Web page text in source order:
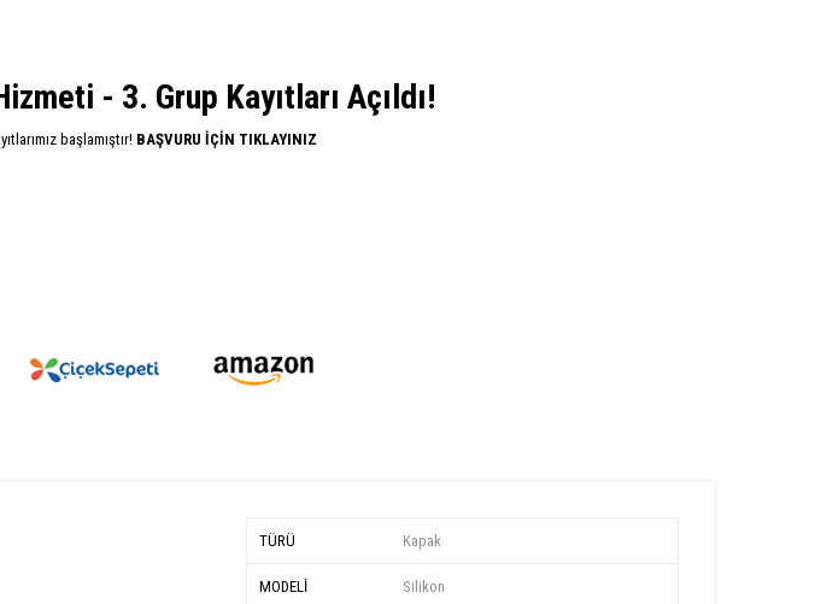
- 3. Grup Kayıtları Açıldı!
başlamıştır! BAŞVURU İÇİN TIKLAYINIZ
TÜRÜ Kapak
MODELİ Silikon